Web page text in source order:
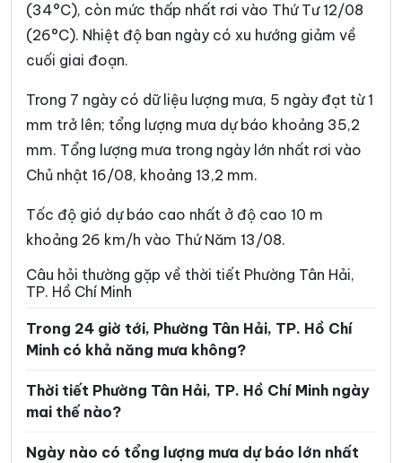
Phường Chánh Phú Hòa
Phường Chợ Quán
Phường Diên Hồng Phường Đông Hòa
Phường Đông Hưng Thuận Phường Đức Nhuận
Phường Gia Định Phường Gò Vấp
Phường Hòa Hưng Phường Hòa Lợi
Phường Khánh Hội Phường Lái Thiêu
Phường Linh Xuân
Phường Long Hương Phường Long Nguyên
Phường Long Phước Phường Long Trường
Phường Minh Phụng
(34°C), còn mức thấp nhất rơi vào Thứ Tư 12/08
(26°C). Nhiệt độ ban ngày có xu hướng giảm về
cuối giai đoạn.
Trong 7 ngày có dữ liệu lượng mưa, 5 ngày đạt từ 1
mm trở lên; tổng lượng mưa dự báo khoảng 35,2
mm. Tổng lượng mưa trong ngày lớn nhất rơi vào
Chủ nhật 16/08, khoảng 13,2 mm.
Tốc độ gió dự báo cao nhất ở độ cao 10 m
khoảng 26 km/h vào Thứ Năm 13/08.
Câu hỏi thường gặp về thời tiết Phường Tân Hải,
TP. Hồ Chí Minh
Trong 24 giờ tới, Phường Tân Hải, TP. Hồ Chí
Minh có khả năng mưa không?
Thời tiết Phường Tân Hải, TP. Hồ Chí Minh ngày
mai thế nào?
Ngày nào có tổng lượng mưa dự báo lớn nhất